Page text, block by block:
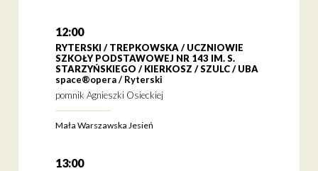
12:00
RYTERSKI / TREPKOWSKA / UCZNIOWIE
SZKOŁY PODSTAWOWEJ NR 143 IM. S.
STARZYŃSKIEGO / KIERKOSZ / SZULC / UBA
space®opera / Ryterski
pomnik Agnieszki Osieckiej
Mała Warszawska Jesień
13:00